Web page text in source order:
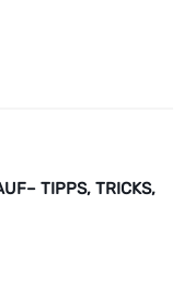
TIPPS, TRICKS,